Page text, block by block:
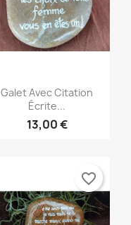
Aperçu rapide
Galet Avec Citation
Écrite...
13,00 €
favorite_border